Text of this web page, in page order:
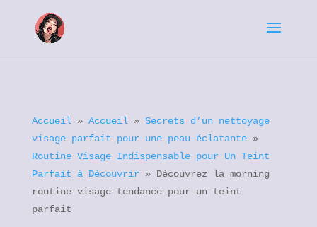
Accueil» Accueil» Secrets d’un nettoyage
visage parfait pour une peau éclatante»
Routine Visage Indispensable pour Un Teint
Parfait à Découvrir » Découvrez la morning
routine visage tendance pour un teint
parfait